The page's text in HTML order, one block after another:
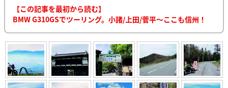
【この記事を最初から読む】
BMW G310GSでツーリング。小諸/上田/菅平〜ここも信州！